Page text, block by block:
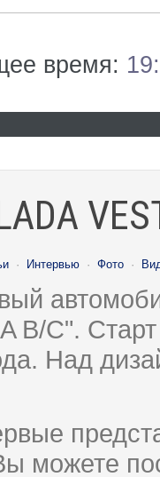
время:
· Интервью · Фото ·
B/C".
Над
можете